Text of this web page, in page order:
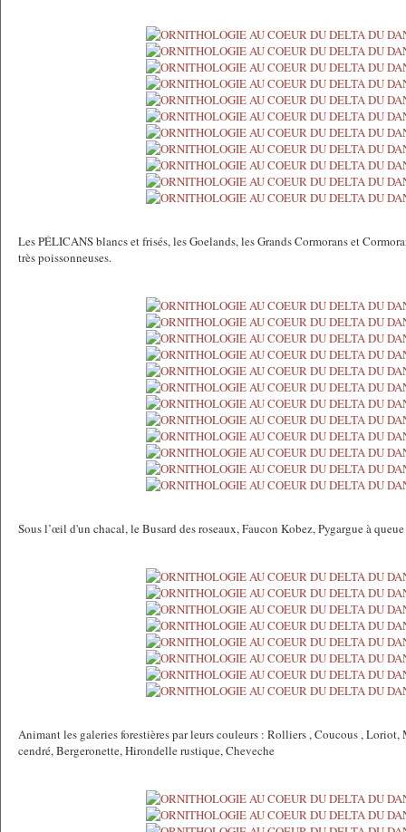
Les PÉLICANS blancs et frisés, les Goelands, les Grands Cormorans et
très poissonneuses.
Sous l’œil d'un chacal, le Busard des roseaux, Faucon Kobez, Pygargue à
Animant les galeries forestières par leurs couleurs : Rolliers , Coucous , Loriot,
cendré, Bergeronette, Hirondelle rustique, Cheveche